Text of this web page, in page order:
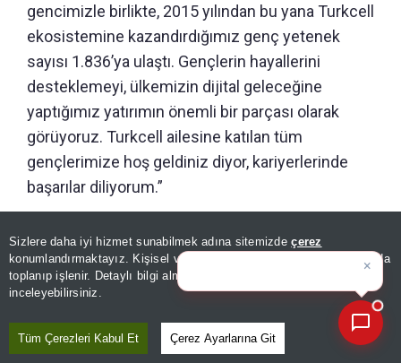
Sizlere daha iyi hizmet sunabilmek adına sitemizdeçerez
konumlandırmaktayız. Kişisel verileriniz, KVKK ve GDPR kapsamında
toplanıp işlenir. Detaylı bilgi almak için
inceleyebilirsiniz.
Tüm Çerezleri Kabul Et Çerez Ayarlarına Git
gencimizle birlikte, 2015 yılından bu yana Turkcell
ekosistemine kazandırdığımız genç yetenek
sayısı 1.836’ya ulaştı. Gençlerin hayallerini
desteklemeyi, ülkemizin dijital geleceğine
yaptığımız yatırımın önemli bir parçası olarak
görüyoruz. Turkcell ailesine katılan tüm
gençlerimize hoş geldiniz diyor, kariyerlerinde
başarılar diliyorum.”
×
Bugünün öne çıkan manşetleri